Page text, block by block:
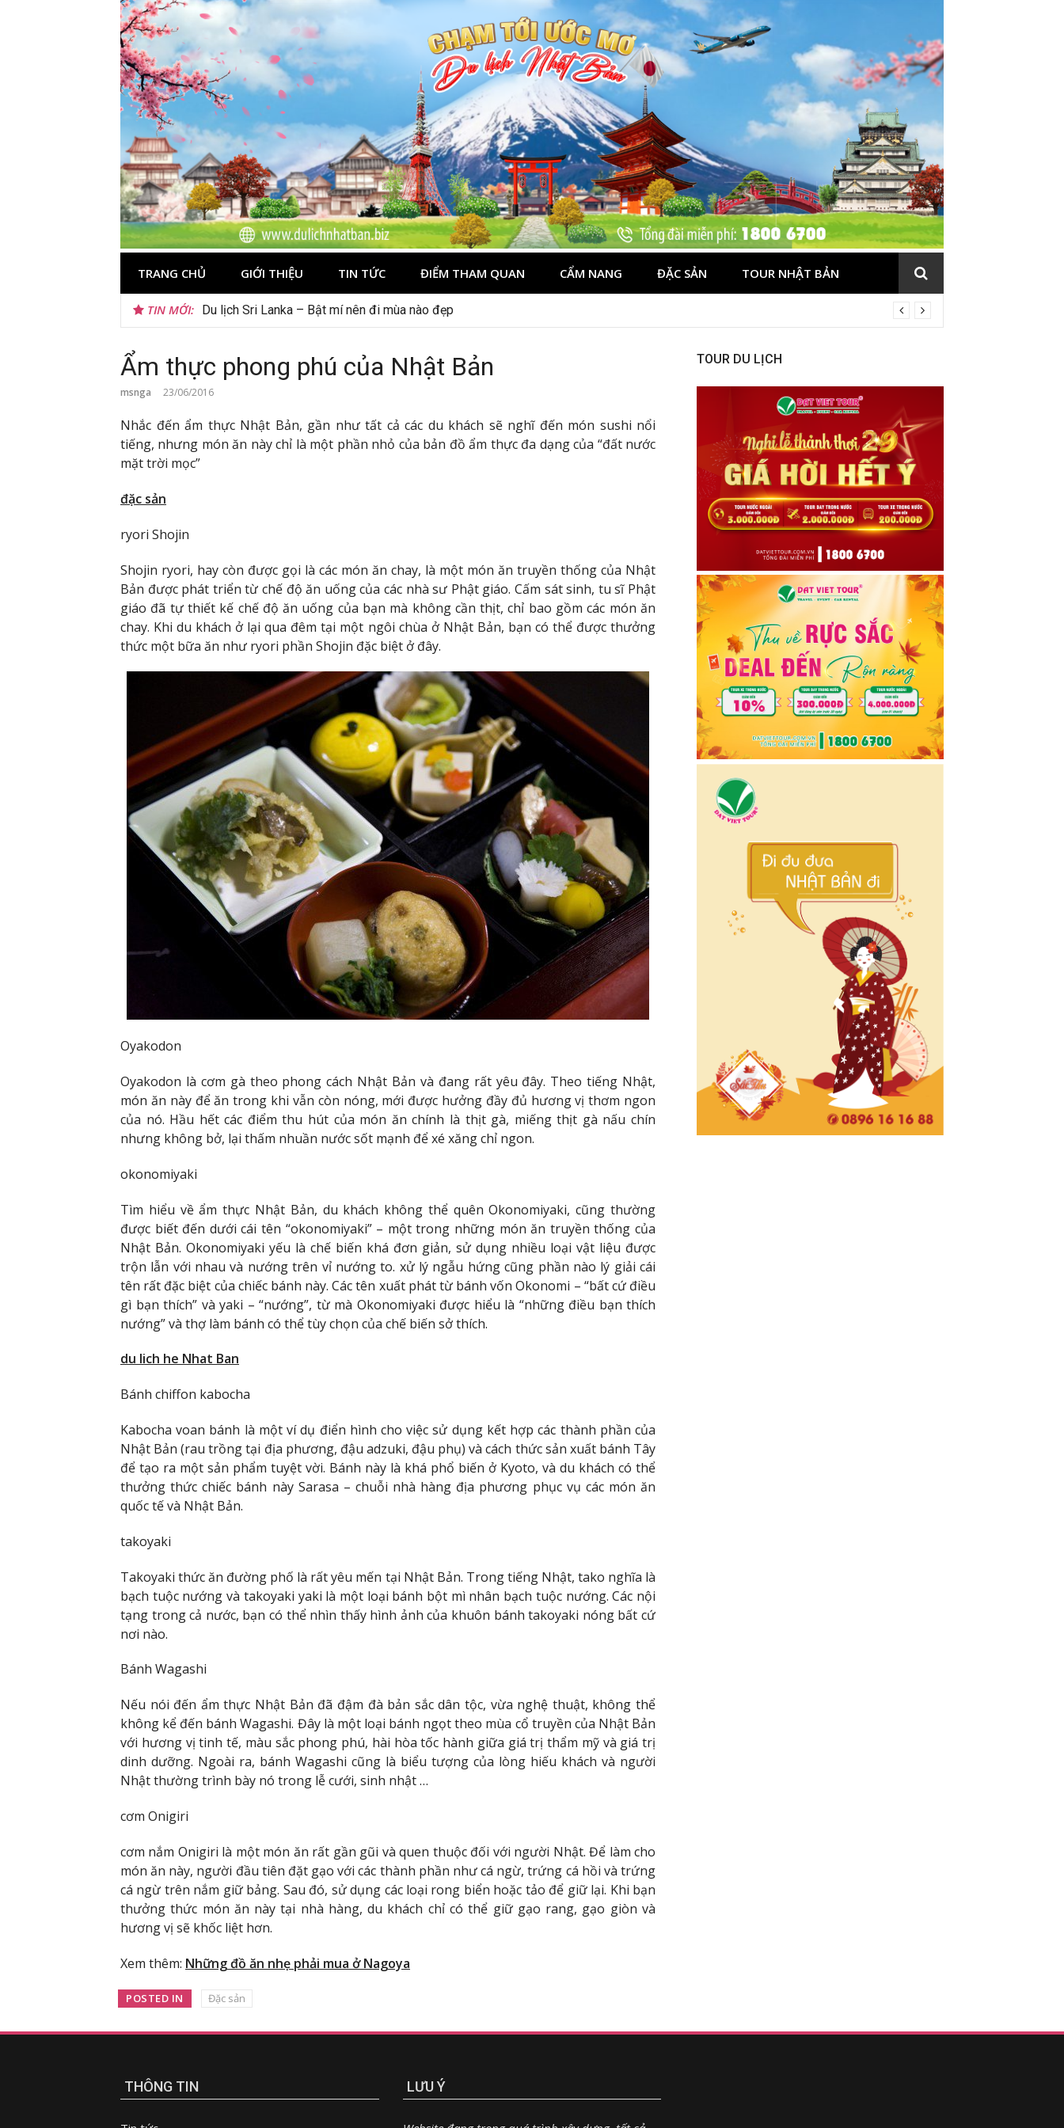
TRANG CHỦ GIỚI THIỆU TIN TỨC ĐIỂM THAM QUAN CẨM NANG ĐẶC SẢN TOUR NHẬT BẢN
TIN MỚI: Gợi ý – Tháng 7 Hàn Quốc nên đi đâu, mặc gì đẹp?
Ẩm thực phong phú của Nhật Bản
msnga 23/06/2016
Nhắc đến ẩm thực Nhật Bản, gần như tất cả các du khách sẽ nghĩ đến món sushi nổi
tiếng, nhưng món ăn này chỉ là một phần nhỏ của bản đồ ẩm thực đa dạng của “đất nước
mặt trời mọc”
đặc sản
ryori Shojin
Shojin ryori, hay còn được gọi là các món ăn chay, là một món ăn truyền thống của Nhật
Bản được phát triển từ chế độ ăn uống của các nhà sư Phật giáo. Cấm sát sinh, tu sĩ Phật
giáo đã tự thiết kế chế độ ăn uống của bạn mà không cần thịt, chỉ bao gồm các món ăn
chay. Khi du khách ở lại qua đêm tại một ngôi chùa ở Nhật Bản, bạn có thể được thưởng
thức một bữa ăn như ryori phần Shojin đặc biệt ở đây.
Oyakodon
Oyakodon là cơm gà theo phong cách Nhật Bản và đang rất yêu đây. Theo tiếng Nhật,
món ăn này để ăn trong khi vẫn còn nóng, mới được hưởng đầy đủ hương vị thơm ngon
của nó. Hầu hết các điểm thu hút của món ăn chính là thịt gà, miếng thịt gà nấu chín
nhưng không bở, lại thấm nhuần nước sốt mạnh để xé xăng chỉ ngon.
okonomiyaki
Tìm hiểu về ẩm thực Nhật Bản, du khách không thể quên Okonomiyaki, cũng thường
được biết đến dưới cái tên “okonomiyaki” – một trong những món ăn truyền thống của
Nhật Bản. Okonomiyaki yếu là chế biến khá đơn giản, sử dụng nhiều loại vật liệu được
trộn lẫn với nhau và nướng trên vỉ nướng to. xử lý ngẫu hứng cũng phần nào lý giải cái
tên rất đặc biệt của chiếc bánh này. Các tên xuất phát từ bánh vốn Okonomi – “bất cứ điều
gì bạn thích” và yaki – “nướng”, từ mà Okonomiyaki được hiểu là “những điều bạn thích
nướng” và thợ làm bánh có thể tùy chọn của chế biến sở thích.
du lich he Nhat Ban
Bánh chiffon kabocha
Kabocha voan bánh là một ví dụ điển hình cho việc sử dụng kết hợp các thành phần của
Nhật Bản (rau trồng tại địa phương, đậu adzuki, đậu phụ) và cách thức sản xuất bánh Tây
để tạo ra một sản phẩm tuyệt vời. Bánh này là khá phổ biến ở Kyoto, và du khách có thể
thưởng thức chiếc bánh này Sarasa – chuỗi nhà hàng địa phương phục vụ các món ăn
quốc tế và Nhật Bản.
takoyaki
Takoyaki thức ăn đường phố là rất yêu mến tại Nhật Bản. Trong tiếng Nhật, tako nghĩa là
bạch tuộc nướng và takoyaki yaki là một loại bánh bột mì nhân bạch tuộc nướng. Các nội
tạng trong cả nước, bạn có thể nhìn thấy hình ảnh của khuôn bánh takoyaki nóng bất cứ
nơi nào.
Bánh Wagashi
Nếu nói đến ẩm thực Nhật Bản đã đậm đà bản sắc dân tộc, vừa nghệ thuật, không thể
không kể đến bánh Wagashi. Đây là một loại bánh ngọt theo mùa cổ truyền của Nhật Bản
với hương vị tinh tế, màu sắc phong phú, hài hòa tốc hành giữa giá trị thẩm mỹ và giá trị
dinh dưỡng. Ngoài ra, bánh Wagashi cũng là biểu tượng của lòng hiếu khách và người
Nhật thường trình bày nó trong lễ cưới, sinh nhật …
cơm Onigiri
cơm nắm Onigiri là một món ăn rất gần gũi và quen thuộc đối với người Nhật. Để làm cho
món ăn này, người đầu tiên đặt gạo với các thành phần như cá ngừ, trứng cá hồi và trứng
cá ngừ trên nắm giữ bảng. Sau đó, sử dụng các loại rong biển hoặc tảo để giữ lại. Khi bạn
thưởng thức món ăn này tại nhà hàng, du khách chỉ có thể giữ gạo rang, gạo giòn và
hương vị sẽ khốc liệt hơn.
Xem thêm: Những đồ ăn nhẹ phải mua ở Nagoya
POSTED IN Đặc sản
TOUR DU LỊCH
THÔNG TIN LƯU Ý